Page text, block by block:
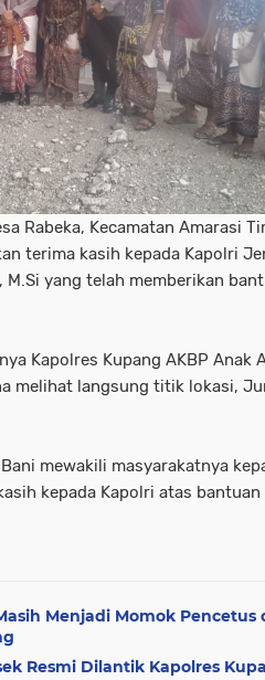
Rabeka, Kecamatan Amarasi
terima kasih kepada Kapolri
yang telah memberikan
Kapolres Kupang AKBP Anak
melihat langsung titik lokasi,
mewakili masyarakatnya
kepada Kapolri atas
Menjadi Momok Pencetus
Resmi Dilantik Kapolres